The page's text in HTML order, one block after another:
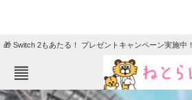
🎁 Switch 2もあたる！ プレゼントキャンペーン実施中！
ねとらぼメニュー